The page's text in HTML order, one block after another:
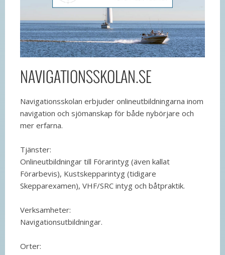
NAVIGATIONSSKOLAN.SE
Navigationsskolan erbjuder onlineutbildningarna inom
navigation och sjömanskap för både nybörjare och
mer erfarna.
Tjänster:
Onlineutbildningar till Förarintyg (även kallat
Förarbevis), Kustskepparintyg (tidigare
Skepparexamen), VHF/SRC intyg och båtpraktik.
Verksamheter:
Navigationsutbildningar.
Orter: